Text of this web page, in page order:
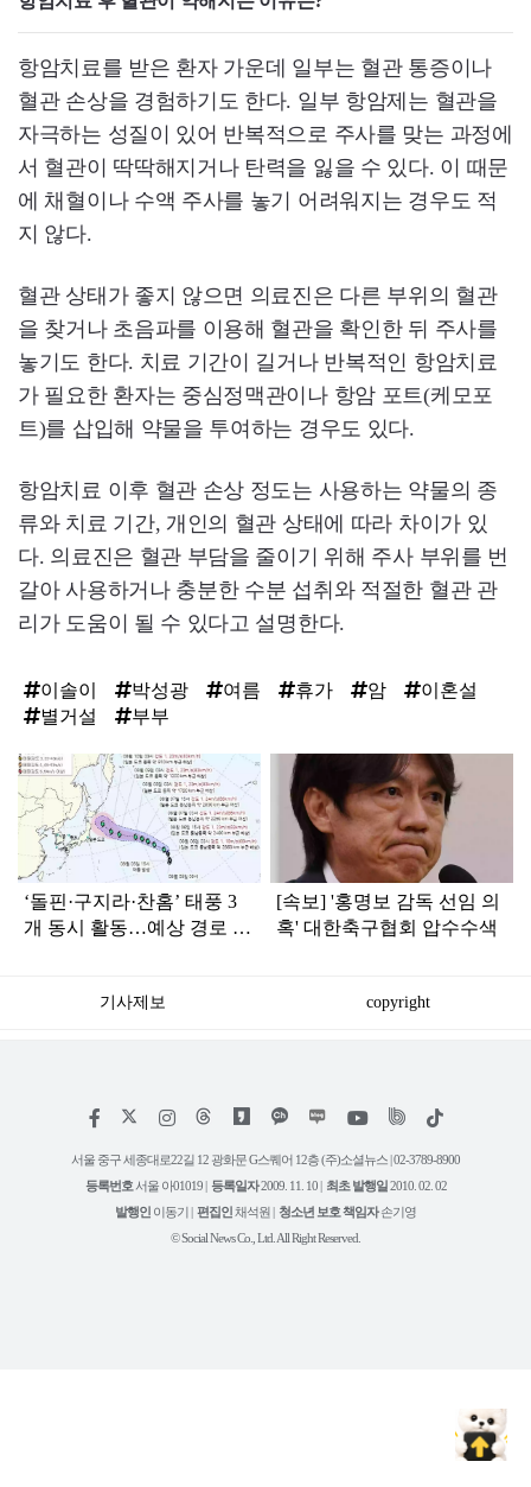
항암치료를 받은 환자 가운데 일부는 혈관 통증이나
혈관 손상을 경험하기도 한다. 일부 항암제는 혈관을
자극하는 성질이 있어 반복적으로 주사를 맞는 과정에
서 혈관이 딱딱해지거나 탄력을 잃을 수 있다. 이 때문
에 채혈이나 수액 주사를 놓기 어려워지는 경우도 적
지 않다.
혈관 상태가 좋지 않으면 의료진은 다른 부위의 혈관
을 찾거나 초음파를 이용해 혈관을 확인한 뒤 주사를
놓기도 한다. 치료 기간이 길거나 반복적인 항암치료
가 필요한 환자는 중심정맥관이나 항암 포트(케모포
트)를 삽입해 약물을 투여하는 경우도 있다.
항암치료 이후 혈관 손상 정도는 사용하는 약물의 종
류와 치료 기간, 개인의 혈관 상태에 따라 차이가 있
다. 의료진은 혈관 부담을 줄이기 위해 주사 부위를 번
갈아 사용하거나 충분한 수분 섭취와 적절한 혈관 관
리가 도움이 될 수 있다고 설명한다.
이솔이 박성광 여름 휴가 암
이혼설
별거설
부부
탑
라
인
‘돌핀·구지라·찬홈’ 태풍 3
개 동시 활동…예상 경로 보
[속보] '홍명보 감독 선임 의
혹' 대한축구협회 압수수색
기사제보 copyright
페
스
인
타
램
위
트
유
튜
틱
서울 중구 세종대로22길 12 광화문 G스퀘어 12층 (주)소셜뉴스 | 02-3789-8900
등록번호 서울 아01019 | 등록일자2009. 11. 10 | 최초 발행일2010. 02. 02
발행인 이동기 | 편집인채석원 | 청소년 보호 책임자손기영
© Social News Co., Ltd. All Right Reserved.